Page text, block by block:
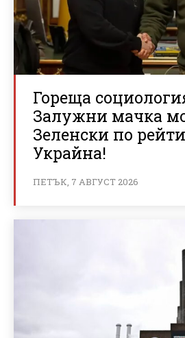
Гореща
Залужни мачка
Зеленски по
Украйна!
ПЕТЪК, 7 АВГУСТ 2026